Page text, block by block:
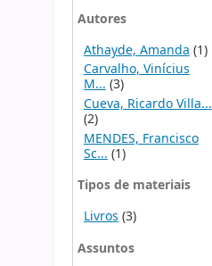
Autores
Athayde, Amanda (1)
Carvalho, Vinícius
M...(3)
Cueva, Ricardo Villa...
(2)
MENDES, Francisco
Sc... (1)
Tipos de materiais
Livros (3)
Assuntos